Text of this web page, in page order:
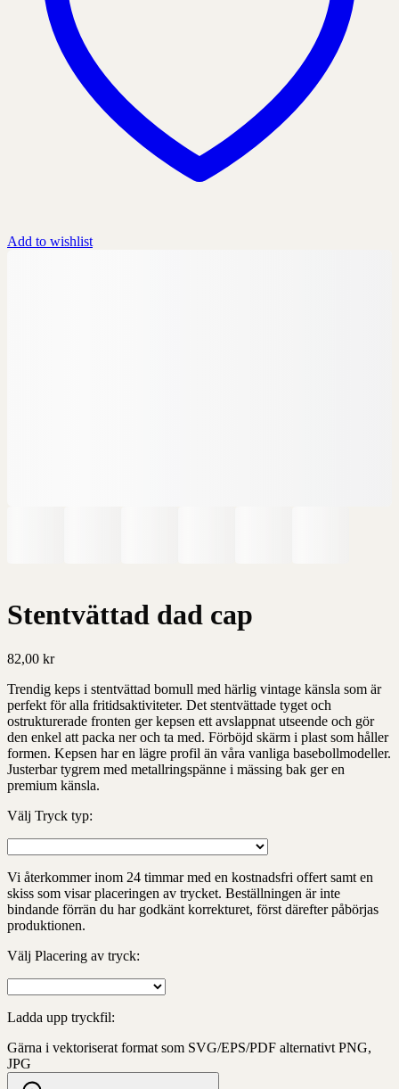
Add to wishlist
Stentvättad dad cap
82,00 kr
Trendig keps i stentvättad bomull med härlig vintage känsla som är
perfekt för alla fritidsaktiviteter. Det stentvättade tyget och
ostrukturerade fronten ger kepsen ett avslappnat utseende och gör
den enkel att packa ner och ta med. Förböjd skärm i plast som håller
formen. Kepsen har en lägre profil än våra vanliga basebollmodeller.
Justerbar tygrem med metallringspänne i mässing bak ger en
premium känsla.
Välj Tryck typ:
Vi återkommer inom 24 timmar med en kostnadsfri offert samt en
skiss som visar placeringen av trycket. Beställningen är inte
bindande förrän du har godkänt korrekturet, först därefter påbörjas
produktionen.
Välj Placering av tryck:
Ladda upp tryckfil:
Gärna i vektoriserat format som SVG/EPS/PDF alternativt PNG,
JPG